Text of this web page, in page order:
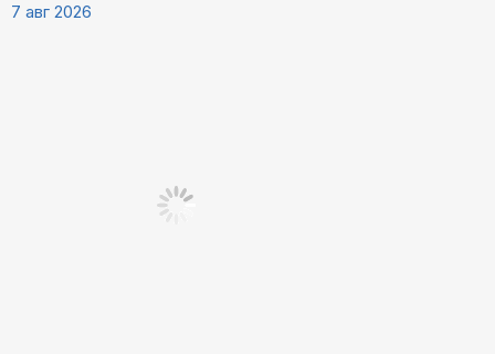
7 авг 2026